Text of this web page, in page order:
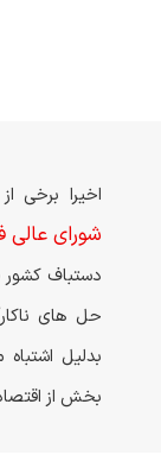
اخیرا برخی
شورای
دستباف کشور
حل های
بدلیل
بخش از